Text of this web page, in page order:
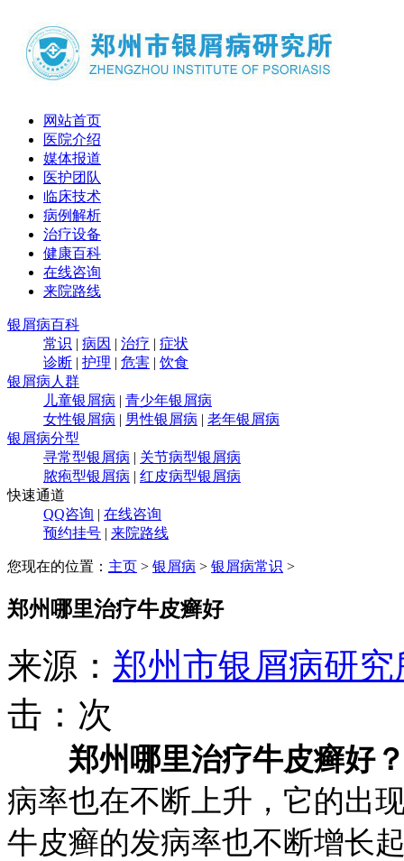
网站首页
医院介绍
媒体报道
医护团队
临床技术
病例解析
治疗设备
健康百科
在线咨询
来院路线
银屑病百科
常识 | 病因 | 治疗 | 症状
诊断 | 护理 | 危害 | 饮食
银屑病人群
儿童银屑病 | 青少年银屑病
女性银屑病 | 男性银屑病 | 老年银屑病
银屑病分型
寻常型银屑病 | 关节病型银屑病
脓疱型银屑病 | 红皮病型银屑病
快速通道
QQ咨询 | 在线咨询
预约挂号 | 来院路线
您现在的位置： 主页 > 银屑病 > 银屑病常识 >
郑州哪里治疗牛皮癣好
来源： 郑州市银屑病研
击： 次
郑州哪里治疗牛皮癣好
病率也在不断上升，它的出
牛皮癣的发病率也不断增长